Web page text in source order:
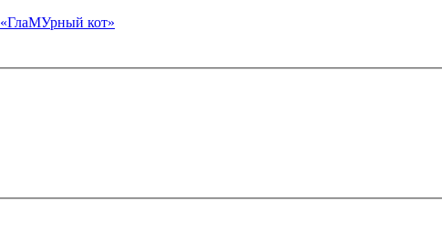
«ГлаМУрный кот»